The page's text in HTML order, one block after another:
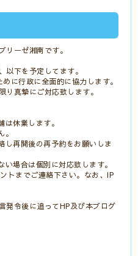
リーゼ湘南です。
以下を予定してます。
に行政に全面的に協力します。
り真摯にご対応致します。
休業します。
し再開後の再予約をお願いしま
場合は個別に対応致します。
トまでご連絡下さい。なお、IP
発令後に追ってHP及び本ブログ